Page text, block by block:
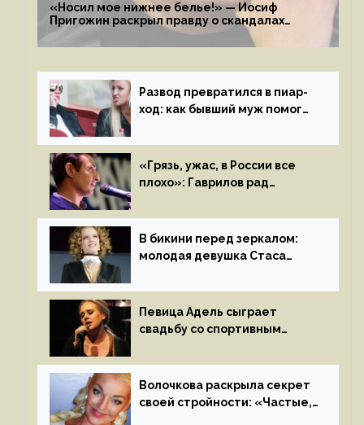
«Носил мое нижнее белье!» — Иосиф
Пригожин раскрыл правду о скандалах
с мужем своей экс-жены
Развод превратился в пиар-
ход: как бывший муж помог
«Грязь, ужас, в России все
плохо»: Гаврилов рад
иноагентов
В бикини перед зеркалом:
молодая девушка Стаса
на камеру
Певица Адель сыграет
свадьбу со спортивным
летом
Волочкова раскрыла секрет
своей стройности: «Частые,